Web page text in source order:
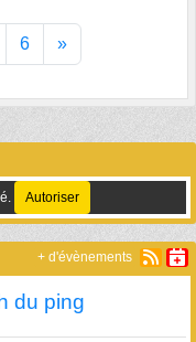
6 »
Autoriser
du ping
+ d'évènements